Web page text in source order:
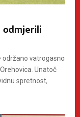
odmjerili
održano vatrogasno
Unatoč
spretnost,